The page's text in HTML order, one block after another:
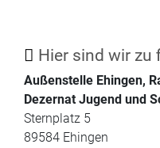
Hier sind wir zu
Außenstelle Ehingen,
Dezernat Jugend und
Sternplatz 5
89584 Ehingen